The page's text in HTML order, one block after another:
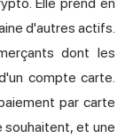
d'autres actifs.
dont les
compte carte.
par carte
souhaitent, et une